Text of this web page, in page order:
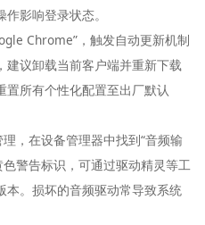
影响登录状态。
Chrome”，触发自动更新机制
建议卸载当前客户端并重新下载
所有个性化配置至出厂默认
，在设备管理器中找到“音频输
警告标识，可通过驱动精灵等工
本。损坏的音频驱动常导致系统